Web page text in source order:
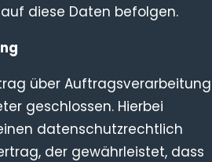
diese Daten befolgen.
über Auftragsverarbeitung
geschlossen. Hierbei
datenschutzrechtlich
der gewährleistet, dass